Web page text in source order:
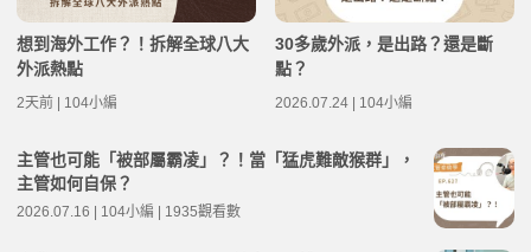
想到海外工作？！拆解全球八大
外派熱點
2天前 | 104小編
30多歲外派，是出路？還是斷
點？
2026.07.24 | 104小編
主管也可能「被部屬霸凌」？！當「猛虎難敵猴群」，
主管如何自保？
2026.07.16 | 104小編 | 1935觀看數